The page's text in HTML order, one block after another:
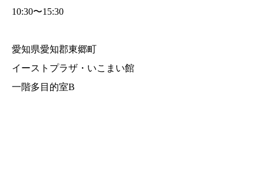
10:30〜15:30
愛知県愛知郡東郷町
イーストプラザ・いこまい館
一階多目的室B